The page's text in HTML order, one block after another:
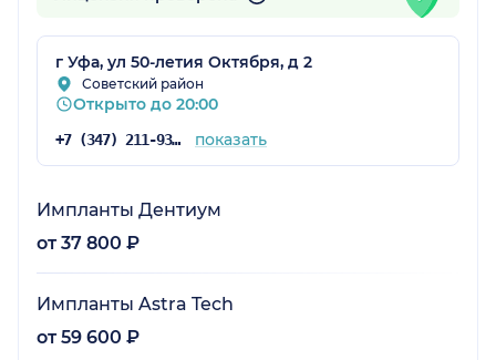
г Уфа, ул 50-летия Октября, д 2
Советский район
Открыто до 20:00
+7 (347) 211-93-78 показать
Импланты Дентиум
от 37 800 ₽
Импланты Astra Tech
от 59 600 ₽